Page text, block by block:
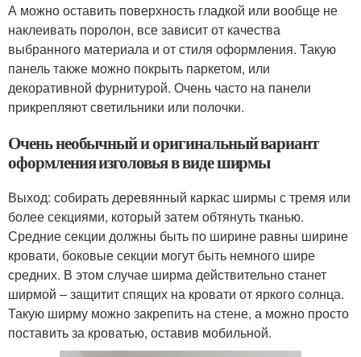
А можно оставить поверхность гладкой или вообще не
наклеивать поролон, все зависит от качества
выбранного материала и от стиля оформления. Такую
панель также можно покрыть паркетом, или
декоративной фурнитурой. Очень часто на панели
прикрепляют светильники или полочки.
Очень необычный и оригинальный вариант
оформления изголовья в виде ширмы
Выход: собирать деревянный каркас ширмы с тремя или
более секциями, который затем обтянуть тканью.
Средние секции должны быть по ширине равны ширине
кровати, боковые секции могут быть немного шире
средних. В этом случае ширма действительно станет
ширмой – защитит спящих на кровати от яркого солнца.
Такую ширму можно закрепить на стене, а можно просто
поставить за кроватью, оставив мобильной.